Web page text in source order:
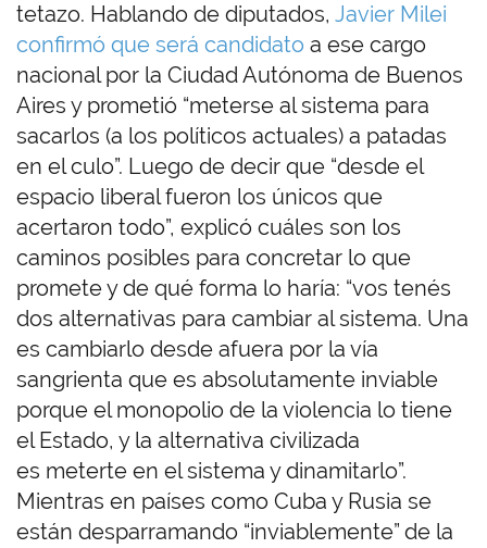
tetazo. Hablando de diputados, Javier Milei
confirmó que será candidato a ese cargo
nacional por la Ciudad Autónoma de Buenos
Aires y prometió “meterse al sistema para
sacarlos (a los políticos actuales) a patadas
en el culo”. Luego de decir que “desde el
espacio liberal fueron los únicos que
acertaron todo”, explicó cuáles son los
caminos posibles para concretar lo que
promete y de qué forma lo haría: “vos tenés
dos alternativas para cambiar al sistema. Una
es cambiarlo desde afuera por la vía
sangrienta que es absolutamente inviable
porque el monopolio de la violencia lo tiene
el Estado, y la alternativa civilizada
es meterte en el sistema y dinamitarlo”.
Mientras en países como Cuba y Rusia se
están desparramando “inviablemente” de la